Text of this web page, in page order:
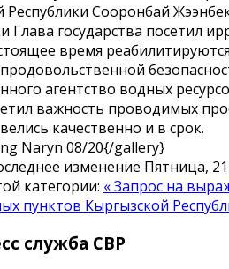
Сооронбай
Глава государства посетил
время
продовольственной
агентство водных
важность проводимых
качественно и в срок.
Naryn 08/20{/gallery}
изменение Пятница, 21
категории: « Запрос на
пунктов Кыргызской
служба СВР